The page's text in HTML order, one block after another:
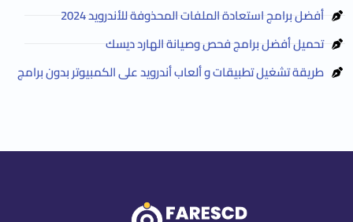
أفضل برامج استعادة الملفات المحذوفة للأندرويد 2024
تحميل أفضل برامج فحص وصيانة الهارد ديسك
طريقة تشغيل تطبيقات و ألعاب أندرويد على الكمبيوتر بدون برامج